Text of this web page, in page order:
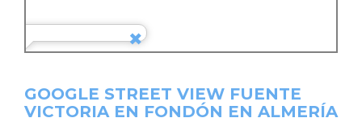
GOOGLE STREET VIEW FUENTE
VICTORIA EN FONDÓN EN ALMERÍA